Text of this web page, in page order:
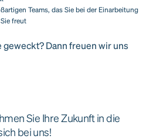
Teams, das Sie bei der Einarbeitung
freut
Dann freuen wir uns
Sie Ihre Zukunft in die
bei uns!